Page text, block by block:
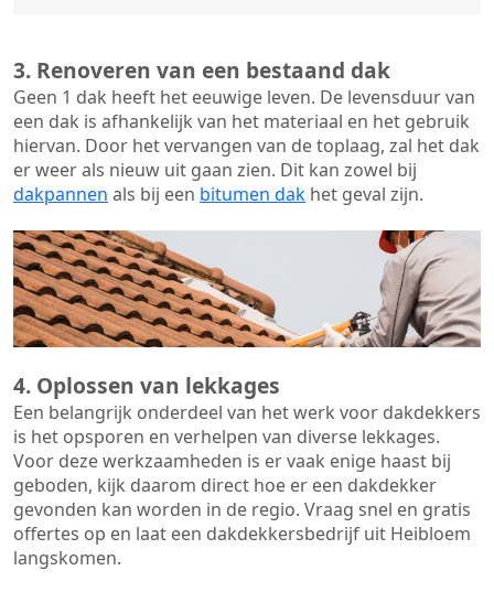
3. Renoveren van een bestaand dak
Geen 1 dak heeft het eeuwige leven. De levensduur van
een dak is afhankelijk van het materiaal en het gebruik
hiervan. Door het vervangen van de toplaag, zal het dak
er weer als nieuw uit gaan zien. Dit kan zowel bij
dakpannen als bij een bitumen dak het geval zijn.
4. Oplossen van lekkages
Een belangrijk onderdeel van het werk voor dakdekkers
is het opsporen en verhelpen van diverse lekkages.
Voor deze werkzaamheden is er vaak enige haast bij
geboden, kijk daarom direct hoe er een dakdekker
gevonden kan worden in de regio. Vraag snel en gratis
offertes op en laat een dakdekkersbedrijf uit Heibloem
langskomen.